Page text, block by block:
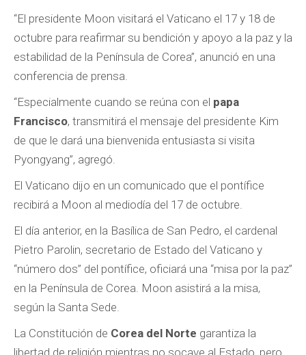
“El presidente Moon visitará el Vaticano el 17 y 18 de
octubre para reafirmar su bendición y apoyo a la paz y la
estabilidad de la Península de Corea”, anunció en una
conferencia de prensa.
“Especialmente cuando se reúna con el papa
Francisco, transmitirá el mensaje del presidente Kim
de que le dará una bienvenida entusiasta si visita
Pyongyang”, agregó.
El Vaticano dijo en un comunicado que el pontífice
recibirá a Moon al mediodía del 17 de octubre.
El día anterior, en la Basílica de San Pedro, el cardenal
Pietro Parolin, secretario de Estado del Vaticano y
“número dos” del pontífice, oficiará una “misa por la paz”
en la Península de Corea. Moon asistirá a la misa,
según la Santa Sede.
La Constitución de Corea del Norte garantiza la
libertad de religión mientras no socave al Estado, pero